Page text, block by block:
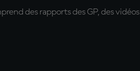
des rapports des GP, des vidéos